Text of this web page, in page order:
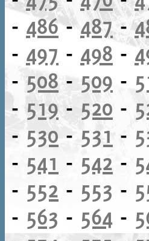
- 486-487-
- 497 - 498 -
- 508- 509 -
-519- 520 -
- 530- 531 -
- 541 - 542 -
- 552 - 553 -
- 563 - 564 -